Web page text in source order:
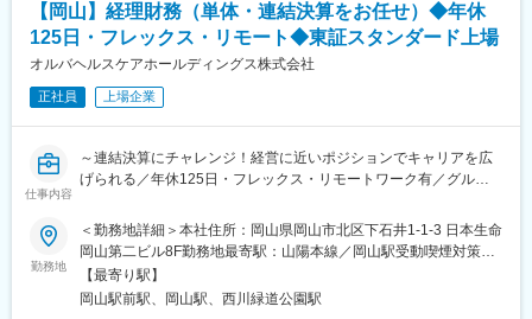
[日程調整]事業関係者打ち合わせ・ヒアリング日程の調整など
[経費処理]事業運営に係る経費処理、確定検査など
・プロジェクトにより一部リモートワークとなる場合もありま
す。
[その他関連する事務業務]議事録作成、資料のファイリング、フ
■組織構成：
パートナー2名、ディレクター4名
ョンとなります。
■働き方：
・残業時間：10時間以内
※プロジェクトにより一部リモートワークとなる場合もありま
【岡山】経理財務（単体・連結決算をお任せ）◆年休
125日・フレックス・リモート◆東証スタンダード上場
オルバヘルスケアホールディングス株式会社
正社員 上場企業
仕事内容
～連結決算にチャレンジ！経営に近いポジションでキャリアを広
げられる／年休125日・フレックス・リモートワーク有／グルー
■募集背景：
地域の医療と介護を支え、ヘルスケアを進化させるリーディング
カンパニーである当グループは、社員1,700名超・連結売上1,200
億円超の規模へと成長しており、経営管理体制のさらなる強化が
急務となっています。
勤務地
＜勤務地詳細＞本社住所：岡山県岡山市北区下石井1-1-3 日本生命
岡山第二ビル8F勤務地最寄駅：山陽本線／岡山駅受動喫煙対策：
屋内全面禁煙変更の範囲：会社の定める事業所（リモートワーク
含む）
【最寄り駅】
岡山駅前駅、岡山駅、西川緑道公園駅